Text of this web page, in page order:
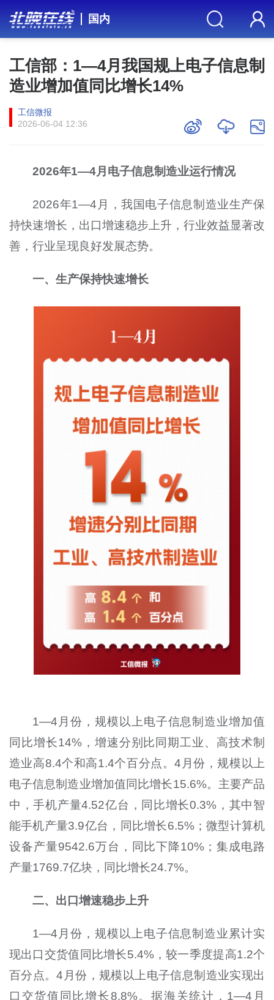
国内
工信部：1—4月我国规上电子信息制
造业增加值同比增长14%
工信微报
2026-06-04 12:36
2026年1—4月电子信息制造业运行情况
2026年1—4月，我国电子信息制造业生产保
持快速增长，出口增速稳步上升，行业效益显著改
善，行业呈现良好发展态势。
一、生产保持快速增长
1—4月份，规模以上电子信息制造业增加值
同比增长14%，增速分别比同期工业、高技术制
造业高8.4个和高1.4个百分点。4月份，规模以上
电子信息制造业增加值同比增长15.6%。主要产品
中，手机产量4.52亿台，同比增长0.3%，其中智
能手机产量3.9亿台，同比增长6.5%；微型计算机
设备产量9542.6万台，同比下降10%；集成电路
产量1769.7亿块，同比增长24.7%。
二、出口增速稳步上升
1—4月份，规模以上电子信息制造业累计实
现出口交货值同比增长5.4%，较一季度提高1.2个
百分点。4月份，规模以上电子信息制造业实现出
口交货值同比增长8.8%。据海关统计，1—4月